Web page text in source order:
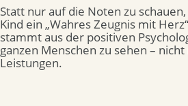
Statt nur auf die Noten zu
Kind ein „Wahres Zeugnis mit
stammt aus der positiven
ganzen Menschen zu sehen –
Leistungen.